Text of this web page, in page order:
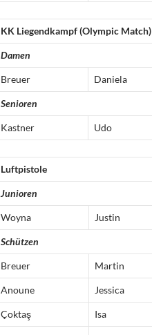
KK Liegendkampf (Olympic Match)
Damen
Breuer Daniela
Senioren
Kastner Udo
Luftpistole
Junioren
Woyna Justin
Schützen
Breuer Martin
Anoune Jessica
Çoktaş Isa